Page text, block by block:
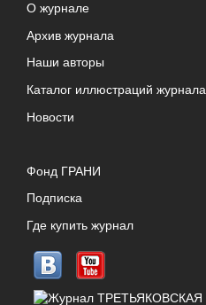
О журнале
Архив журнала
Наши авторы
Каталог иллюстраций журнала
Новости
Фонд ГРАНИ
Подписка
Где купить журнал